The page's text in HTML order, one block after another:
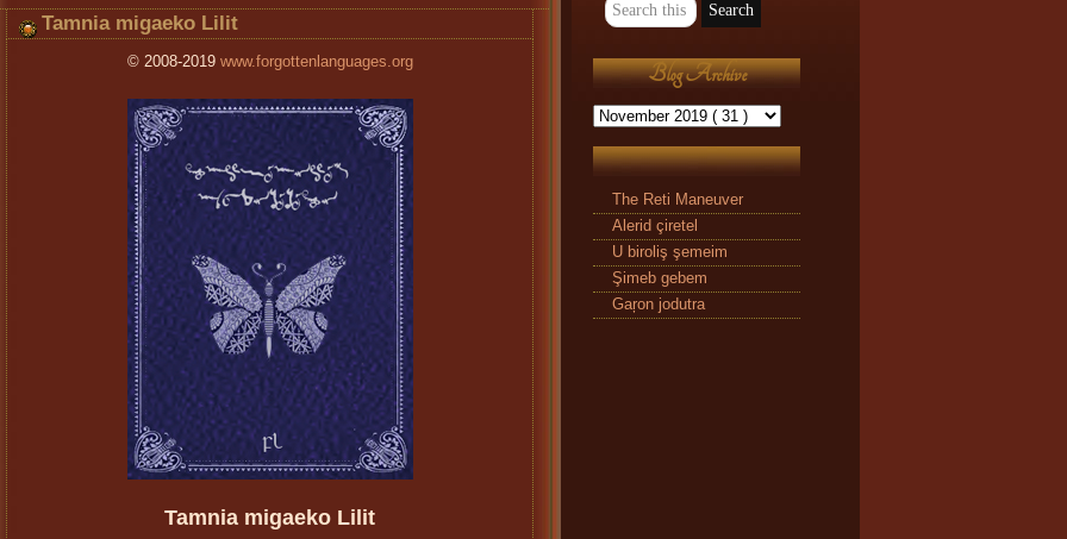
Tamnia migaeko Lilit
© 2008-2019 www.forgottenlanguages.org
Tamnia migaeko Lilit
Blog Archive
The Reti Maneuver
Alerid çiretel
U biroliş şemeim
Şimeb gebem
Gaŗon jodutra